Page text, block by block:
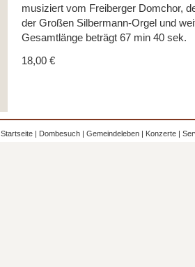
musiziert vom Freiberger Domchor,
der Großen Silbermann-Orgel und
Gesamtlänge beträgt 67 min 40 sek.
18,00 €
Startseite Dombesuch Gemeindeleben Konzerte